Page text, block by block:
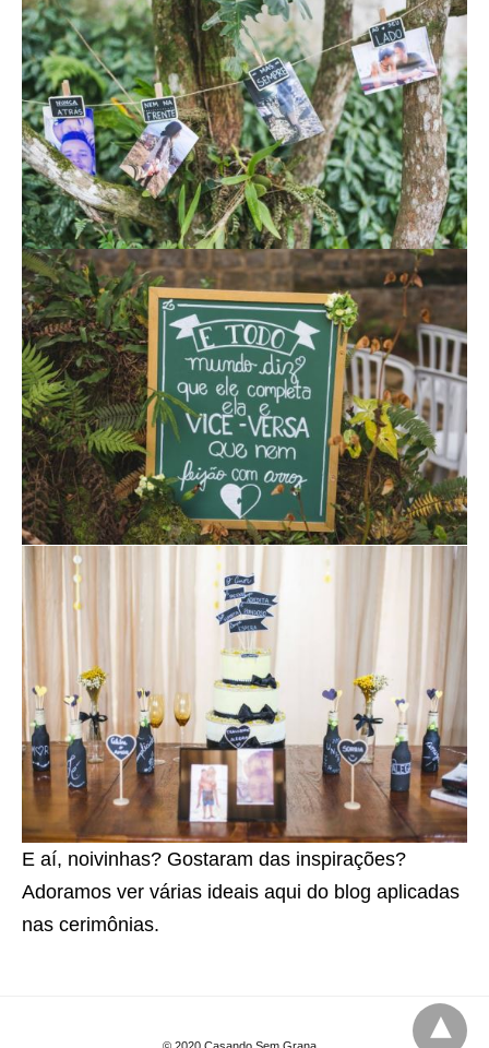
E aí, noivinhas? Gostaram das inspirações?
Adoramos ver várias ideais aqui do blog aplicadas
nas cerimônias.
© 2020 Casando Sem Grana